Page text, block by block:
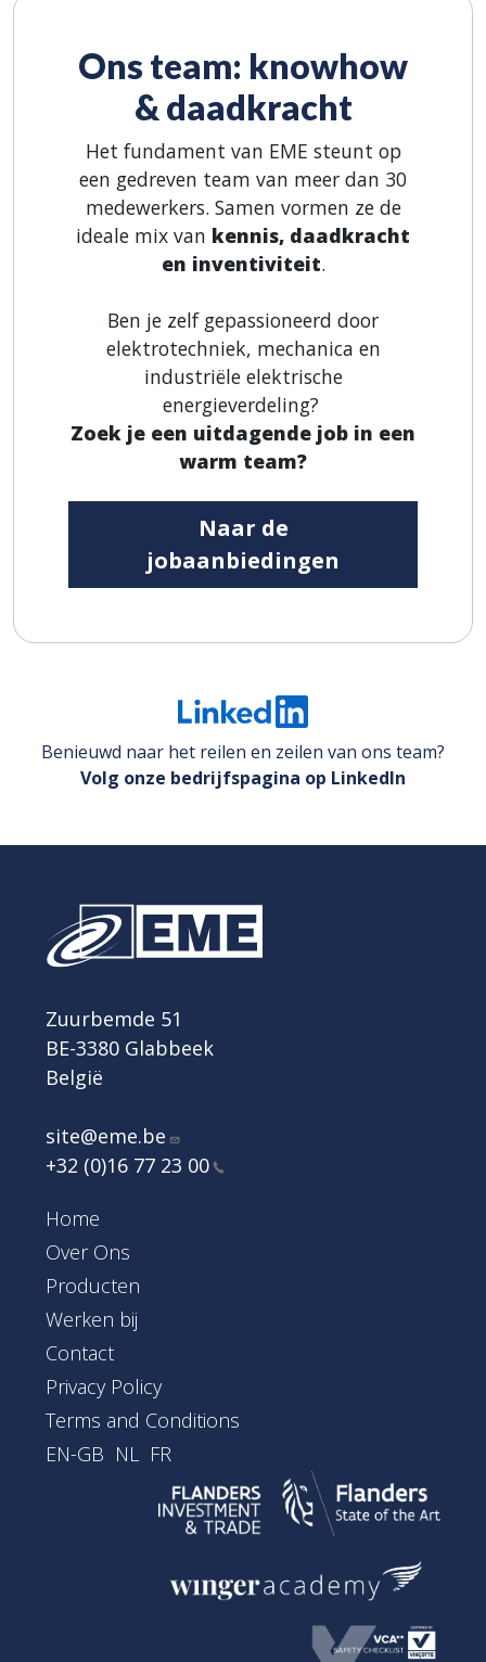
Ons team: knowhow
& daadkracht
Het fundament van EME steunt op
een gedreven team van meer dan 30
medewerkers. Samen vormen ze de
ideale mix van kennis, daadkracht
en inventiviteit.
Ben je zelf gepassioneerd door
elektrotechniek, mechanica en
industriële elektrische
energieverdeling?
Zoek je een uitdagende job in een
warm team?
Naar de
jobaanbiedingen
Benieuwd naar het reilen en zeilen van ons team?
Volg onze bedrijfspagina op LinkedIn
Zuurbemde 51
BE-3380 Glabbeek
België
site@eme.be
+32 (0)16 77 23 00
Footer Main Menu
Home
Over Ons
Producten
Werken bij
Contact
Footer
Privacy Policy
Terms and Conditions
EN-GB NL FR